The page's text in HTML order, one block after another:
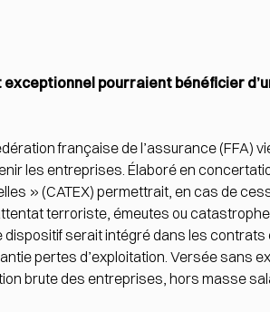
exceptionnel pourraient bénéficier
française de l’assurance (FFA)
les entreprises. Élaboré en
» (CATEX) permettrait, en cas de
terroriste, émeutes ou
serait intégré dans les
pertes d’exploitation. Versée sans
brute des entreprises, hors masse